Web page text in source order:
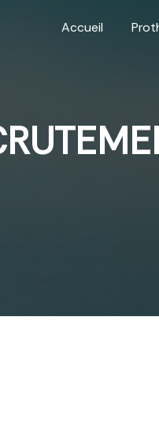
Accueil